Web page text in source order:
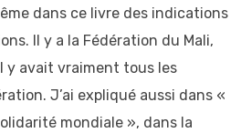
dans ce livre des indications
Il y a la Fédération du Mali,
y avait vraiment tous les
J’ai expliqué aussi dans «
mondiale », dans la